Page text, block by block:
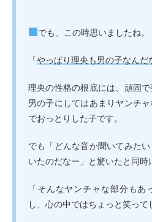
でも、この時思いましたね。
「やっぱり理央も男の子なんだ
理央の性格の根底には、頑固で
男の子にしてはあまりヤンチ
でおっとりした子です。
でも「どんな音か聞いてみた
いたのだなー」と驚いたと同時
「そんなヤンチャな部分もあ
し、心の中ではちょっと笑って